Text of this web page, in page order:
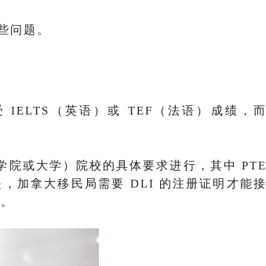
问题。
IELTS（英语）或 TEF（法语）成绩，而
或大学）院校的具体要求进行，其中 PTE
，加拿大移民局需要 DLI 的注册证明才能接